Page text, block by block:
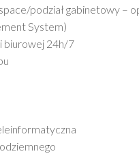
podział gabinetowy –
System)
biurowej 24h/7